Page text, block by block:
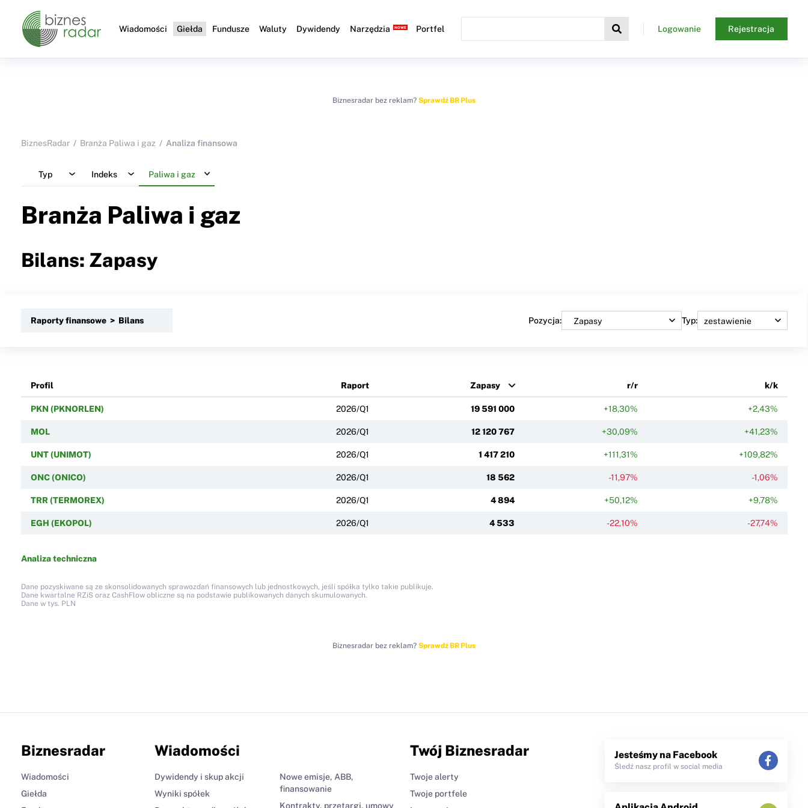
Wiadomości Giełda Fundusze Waluty Dywidendy Narzędzia Portfel Logowanie Rejestracja
Biznesradar bez reklam? Sprawdź BR Plus
BiznesRadar Branża Paliwa i gaz Analiza finansowa
Typ Indeks Paliwa i gaz
Branża Paliwa i gaz
Bilans: Zapasy
Raporty finansowe > Bilans Pozycja: Typ:
Profil Raport Zapasy r/r k/k
PKN (PKNORLEN) 2026/Q1 19 591 000 +18,30% +2,43%
MOL 2026/Q1 12 120 767 +30,09% +41,23%
UNT (UNIMOT) 2026/Q1 1 417 210 +111,31% +109,82%
ONC (ONICO) 2026/Q1 18 562 -11,97% -1,06%
TRR (TERMOREX) 2026/Q1 4 894 +50,12% +9,78%
EGH (EKOPOL) 2026/Q1 4 533 -22,10% -27,74%
Analiza techniczna
Dane pozyskiwane są ze skonsolidowanych sprawozdań finansowych lub jednostkowych, jeśli spółka tylko takie publikuje.
Dane kwartalne RZiS oraz CashFlow obliczne są na podstawie publikowanych danych skumulowanych.
Dane w tys. PLN
Biznesradar bez reklam? Sprawdź BR Plus
Biznesradar
Wiadomości
Giełda
Wiadomości
Dywidendy i skup akcji
Wyniki spółek
Nowe emisje, ABB,
finansowanie
Kontrakty, przetargi, umowy
Twój Biznesradar
Twoje alerty
Twoje portfele
Jesteśmy na Facebook
Śledź nasz profil w social media